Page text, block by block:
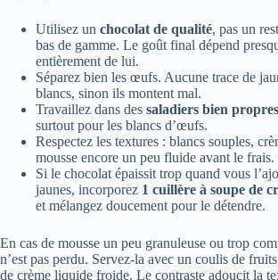
Utilisez un chocolat de qualité, pas un
bas de gamme. Le goût final dépend
entièrement de lui.
Séparez bien les œufs. Aucune trace de
blancs, sinon ils montent mal.
Travaillez dans des saladiers bien
surtout pour les blancs d’œufs.
Respectez les textures : blancs souples,
mousse encore un peu fluide avant le frais.
Si le chocolat épaissit trop quand vous
jaunes, incorporez 1 cuillère à soupe de
et mélangez doucement pour le détendre.
En cas de mousse un peu granuleuse ou trop
n’est pas perdu. Servez-la avec un coulis de
de crème liquide froide. Le contraste adoucit la